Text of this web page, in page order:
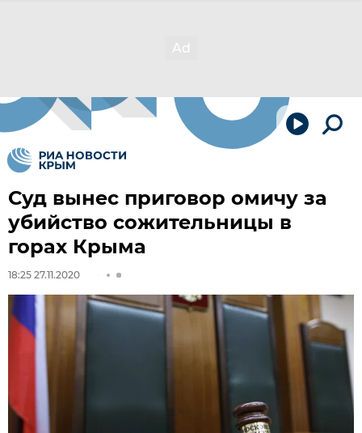
Суд вынес приговор омичу за
убийство сожительницы в
горах Крыма
18:25 27.11.2020